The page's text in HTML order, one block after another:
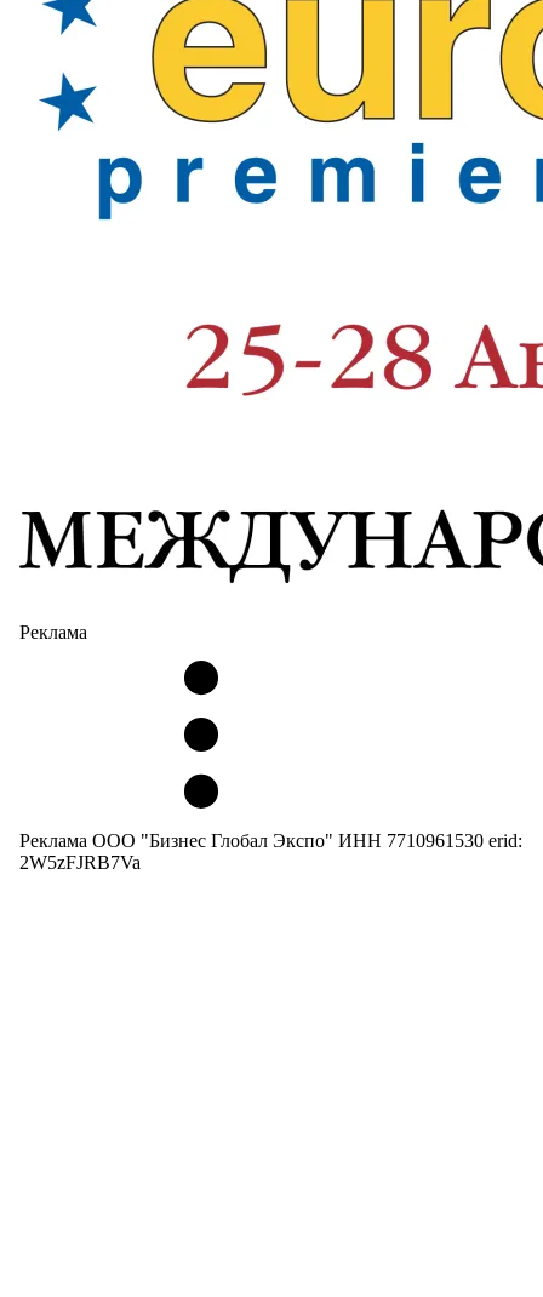
Реклама
Реклама ООО "Бизнес Глобал Экспо" ИНН 7710961530 erid:
2W5zFJRB7Va